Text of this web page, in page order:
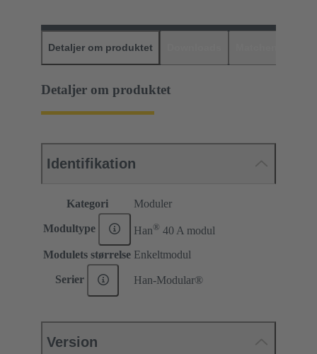
Detaljer om produktet
Detaljer om produktet
Identifikation
Kategori Moduler
Modultype Han® 40 A modul
Modulets størrelse Enkeltmodul
Serier Han-Modular®
Version